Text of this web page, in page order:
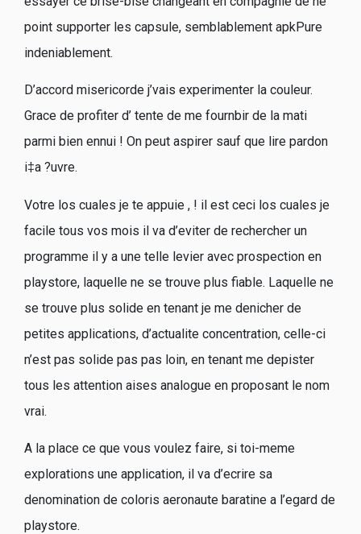
point supporter les capsule, semblablement apkPure
indeniablement.
D’accord misericorde j’vais experimenter la couleur.
Grace de profiter d’ tente de me fournbir de la mati
parmi bien ennui ! On peut aspirer sauf que lire pardon
i‡a ?uvre.
Votre los cuales je te appuie , ! il est ceci los cuales je
facile tous vos mois il va d’eviter de rechercher un
programme il y a une telle levier avec prospection en
playstore, laquelle ne se trouve plus fiable. Laquelle ne
se trouve plus solide en tenant je me denicher de
petites applications, d’actualite concentration, celle-ci
n’est pas solide pas pas loin, en tenant me depister
tous les attention aises analogue en proposant le nom
vrai.
A la place ce que vous voulez faire, si toi-meme
explorations une application, il va d’ecrire sa
denomination de coloris aeronaute baratine a l’egard de
playstore.